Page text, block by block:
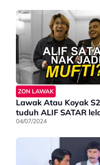
ZON LAWAK
Lawak Atau Koyak
tuduh ALIF SATAR
04/07/2024